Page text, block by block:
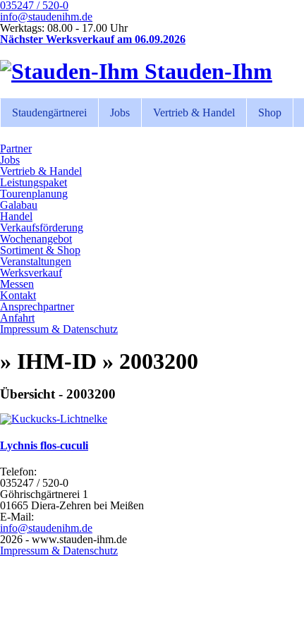
035247 / 520-0
info@staudenihm.de
Werktags: 08.00 - 17.00 Uhr
Nächster Werksverkauf am 06.09.2026
Stauden-Ihm
Staudengärtnerei Jobs Vertrieb & Handel Shop
Partner
Jobs
Vertrieb & Handel
Leistungspaket
Tourenplanung
Galabau
Handel
Verkaufsförderung
Wochenangebot
Sortiment & Shop
Veranstaltungen
Werksverkauf
Messen
Kontakt
Ansprechpartner
Anfahrt
Impressum & Datenschutz
» IHM-ID » 2003200
Übersicht - 2003200
Lychnis flos-cuculi
Telefon:
035247 / 520-0
Göhrischgärtnerei 1
01665 Diera-Zehren bei Meißen
E-Mail:
info@staudenihm.de
2026 - www.stauden-ihm.de
Impressum & Datenschutz